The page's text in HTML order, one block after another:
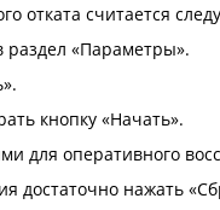
отката считается
«Параметры».
кнопку «Начать».
для оперативного
достаточно нажать